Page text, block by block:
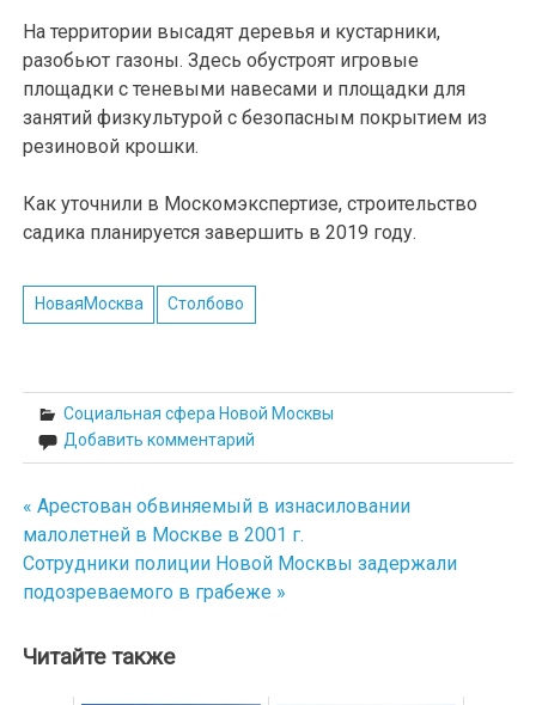
На территории высадят деревья и кустарники,
разобьют газоны. Здесь обустроят игровые
площадки с теневыми навесами и площадки для
занятий физкультурой с безопасным покрытием из
резиновой крошки.
Как уточнили в Москомэкспертизе, строительство
садика планируется завершить в 2019 году.
НоваяМосква Столбово
Социальная сфера Новой Москвы
Добавить комментарий
Навигация
по
записям
« Арестован обвиняемый в изнасиловании
малолетней в Москве в 2001 г.
Сотрудники полиции Новой Москвы задержали
подозреваемого в грабеже »
Читайте также